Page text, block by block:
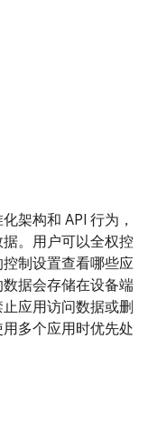
架构和 API 行为，
。用户可以全权控
制设置查看哪些应
据会存储在设备端
应用访问数据或删
多个应用时优先处